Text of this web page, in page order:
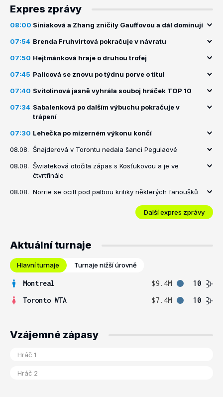
Expres zprávy
08:00 Siniaková a Zhang zničily Gauffovou a dál dominují
07:54 Brenda Fruhvirtová pokračuje v návratu
07:50 Hejtmánková hraje o druhou trofej
07:45 Palicová se znovu po týdnu porve o titul
07:40 Svitolinová jasně vyhrála souboj hráček TOP 10
07:34 Sabalenková po dalším výbuchu pokračuje v
trápení
07:30 Lehečka po mizerném výkonu končí
08.08. Šnajderová v Torontu nedala šanci Pegulaové
08.08. Šwiateková otočila zápas s Kosťukovou a je ve
čtvrtfinále
08.08. Norrie se ocitl pod palbou kritiky některých fanoušků
Další expres zprávy
Aktuální turnaje
Hlavní turnaje Turnaje nižší úrovně
Montreal $9.4M
10
Toronto WTA
$7.4M 10
Vzájemné zápasy